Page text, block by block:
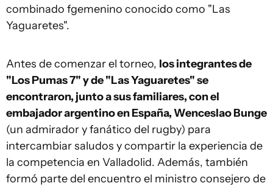
combinado fgemenino conocido como "Las
Yaguaretes".
Antes de comenzar el torneo, los integrantes de
"Los Pumas 7" y de "Las Yaguaretes" se
encontraron, junto a sus familiares, con el
embajador argentino en España, Wenceslao Bunge
(un admirador y fanático del rugby) para
intercambiar saludos y compartir la experiencia de
la competencia en Valladolid. Además, también
formó parte del encuentro el ministro consejero de